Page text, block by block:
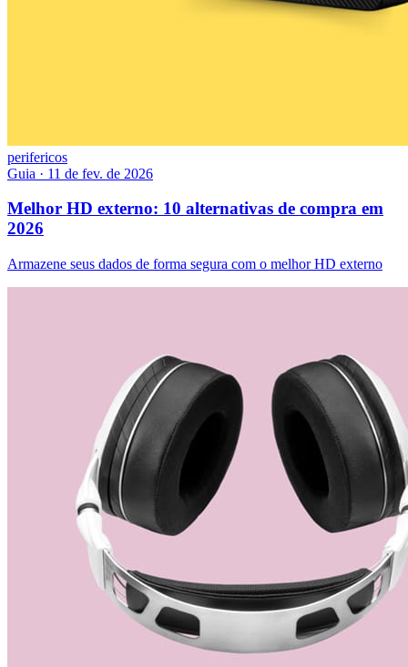
perifericos
Guia · 11 de fev. de 2026
Melhor HD externo: 10 alternativas de compra em
2026
Armazene seus dados de forma segura com o melhor HD externo